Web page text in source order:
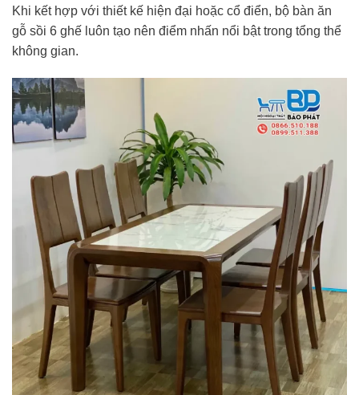
Khi kết hợp với thiết kế hiện đại hoặc cổ điển, bộ bàn ăn
gỗ sồi 6 ghế luôn tạo nên điểm nhấn nổi bật trong tổng thể
không gian.